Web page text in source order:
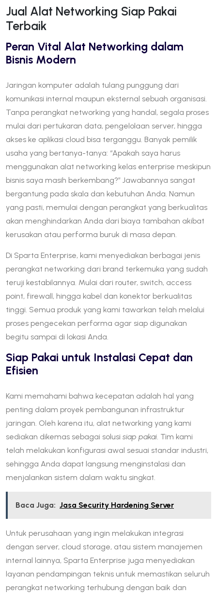
Jual Alat Networking Siap Pakai
Terbaik
Peran Vital Alat Networking dalam
Bisnis Modern
Jaringan komputer adalah tulang punggung dari
komunikasi internal maupun eksternal sebuah organisasi.
Tanpa perangkat networking yang handal, segala proses
mulai dari pertukaran data, pengelolaan server, hingga
akses ke aplikasi cloud bisa terganggu. Banyak pemilik
usaha yang bertanya-tanya: “Apakah saya harus
menggunakan alat networking kelas enterprise meskipun
bisnis saya masih berkembang?” Jawabannya sangat
bergantung pada skala dan kebutuhan Anda. Namun
yang pasti, memulai dengan perangkat yang berkualitas
akan menghindarkan Anda dari biaya tambahan akibat
kerusakan atau performa buruk di masa depan.
Di Sparta Enterprise, kami menyediakan berbagai jenis
perangkat networking dari brand terkemuka yang sudah
teruji kestabilannya. Mulai dari router, switch, access
point, firewall, hingga kabel dan konektor berkualitas
tinggi. Semua produk yang kami tawarkan telah melalui
proses pengecekan performa agar siap digunakan
begitu sampai di lokasi Anda.
Siap Pakai untuk Instalasi Cepat dan
Efisien
Kami memahami bahwa kecepatan adalah hal yang
penting dalam proyek pembangunan infrastruktur
jaringan. Oleh karena itu, alat networking yang kami
sediakan dikemas sebagai solusi siap pakai. Tim kami
telah melakukan konfigurasi awal sesuai standar industri,
sehingga Anda dapat langsung menginstalasi dan
menjalankan sistem dalam waktu singkat.
Baca Juga: Jasa Security Hardening Server
Untuk perusahaan yang ingin melakukan integrasi
dengan server, cloud storage, atau sistem manajemen
internal lainnya, Sparta Enterprise juga menyediakan
layanan pendampingan teknis untuk memastikan seluruh
perangkat networking terhubung dengan baik dan